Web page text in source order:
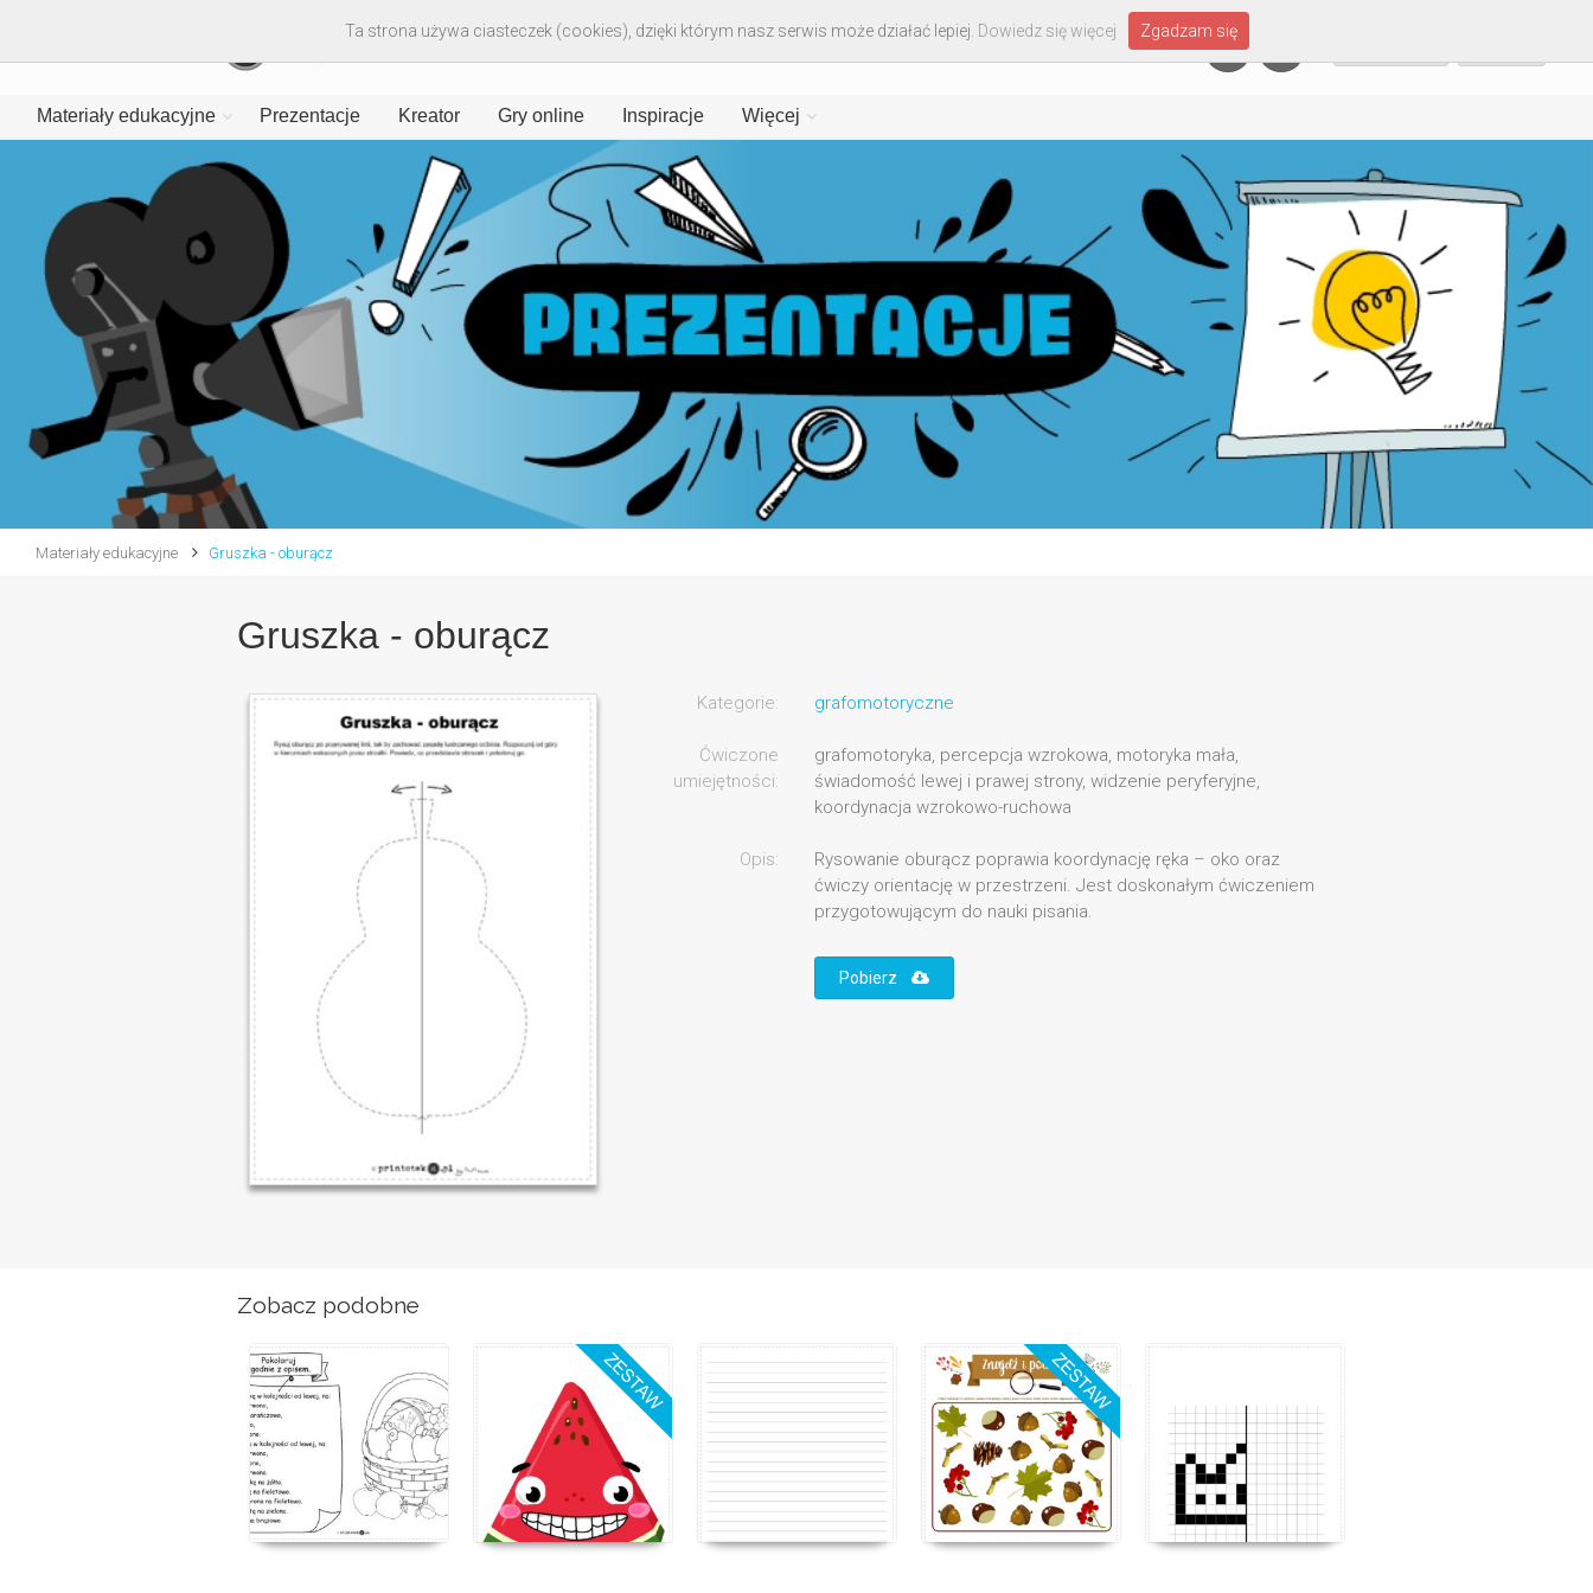
Materiały edukacyjne Prezentacje Kreator Gry online Inspiracje Więcej
Materiały edukacyjne Gruszka - oburącz
Gruszka - oburącz
Kategorie: grafomotoryczne
Ćwiczone
umiejętności:
grafomotoryka, percepcja wzrokowa, motoryka mała,
świadomość lewej i prawej strony, widzenie peryferyjne,
koordynacja wzrokowo-ruchowa
Opis:
Rysowanie oburącz poprawia koordynację ręka – oko oraz
ćwiczy orientację w przestrzeni. Jest doskonałym ćwiczeniem
przygotowującym do nauki pisania.
Pobierz
Zobacz podobne
Ta strona używa ciasteczek (cookies), dzięki którym nasz serwis może działać lepiej. Dowiedz się więcej Zgadzam się